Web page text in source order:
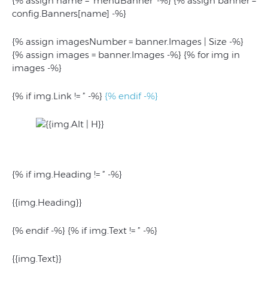
config.Banners[name] -%}
{% assign imagesNumber = banner.Images | Size -%}
{% assign images = banner.Images -%} {% for img in
images -%}
{% if img.Link != ” -%} {% endif -%}
{% if img.Heading != ” -%}
{{img.Heading}}
{% endif -%} {% if img.Text != ” -%}
{{img.Text}}